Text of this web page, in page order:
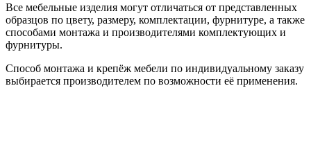
Все мебельные изделия могут отличаться от представленных
образцов по цвету, размеру, комплектации, фурнитуре, а также
способами монтажа и производителями комплектующих и
фурнитуры.
Способ монтажа и крепёж мебели по индивидуальному заказу
выбирается производителем по возможности её применения.